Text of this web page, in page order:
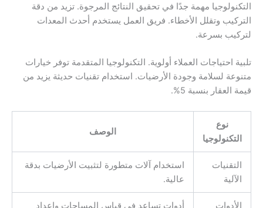
التكنولوجيا مهمة جدًا في تحقيق النتائج المرجوة. تزيد من دقة
التركيب وتقلل الأخطاء. فريق العمل يستخدم أحدث المعدات
لتركيب بسرعة.
تلبية احتياجات العملاء أولوية. التكنولوجيا المتقدمة توفر خيارات
متنوعة لسلامة وجودة الأرضيات. استخدام تقنيات حديثة يزيد من
قيمة العقار بنسبة 5%.
نوع
التكنولوجيا
الوصف
التقنيات
الآلية
استخدام آلات متطورة لتثبيت الأرضيات بدقة
عالية.